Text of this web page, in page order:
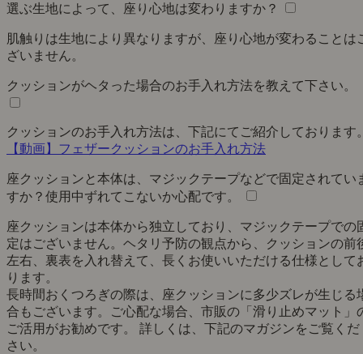
選ぶ生地によって、座り心地は変わりますか？
肌触りは生地により異なりますが、座り心地が変わることは
ざいません。
クッションがヘタった場合のお手入れ方法を教えて下さい。
クッションのお手入れ方法は、下記にてご紹介しております
【動画】フェザークッションのお手入れ方法
座クッションと本体は、マジックテープなどで固定されてい
すか？使用中ずれてこないか心配です。
座クッションは本体から独立しており、マジックテープでの
定はございません。ヘタリ予防の観点から、クッションの前
左右、裏表を入れ替えて、長くお使いいただける仕様として
ります。
長時間おくつろぎの際は、座クッションに多少ズレが生じる
合もございます。ご心配な場合、市販の「滑り止めマット」
ご活用がお勧めです。 詳しくは、下記のマガジンをご覧くだ
さい。